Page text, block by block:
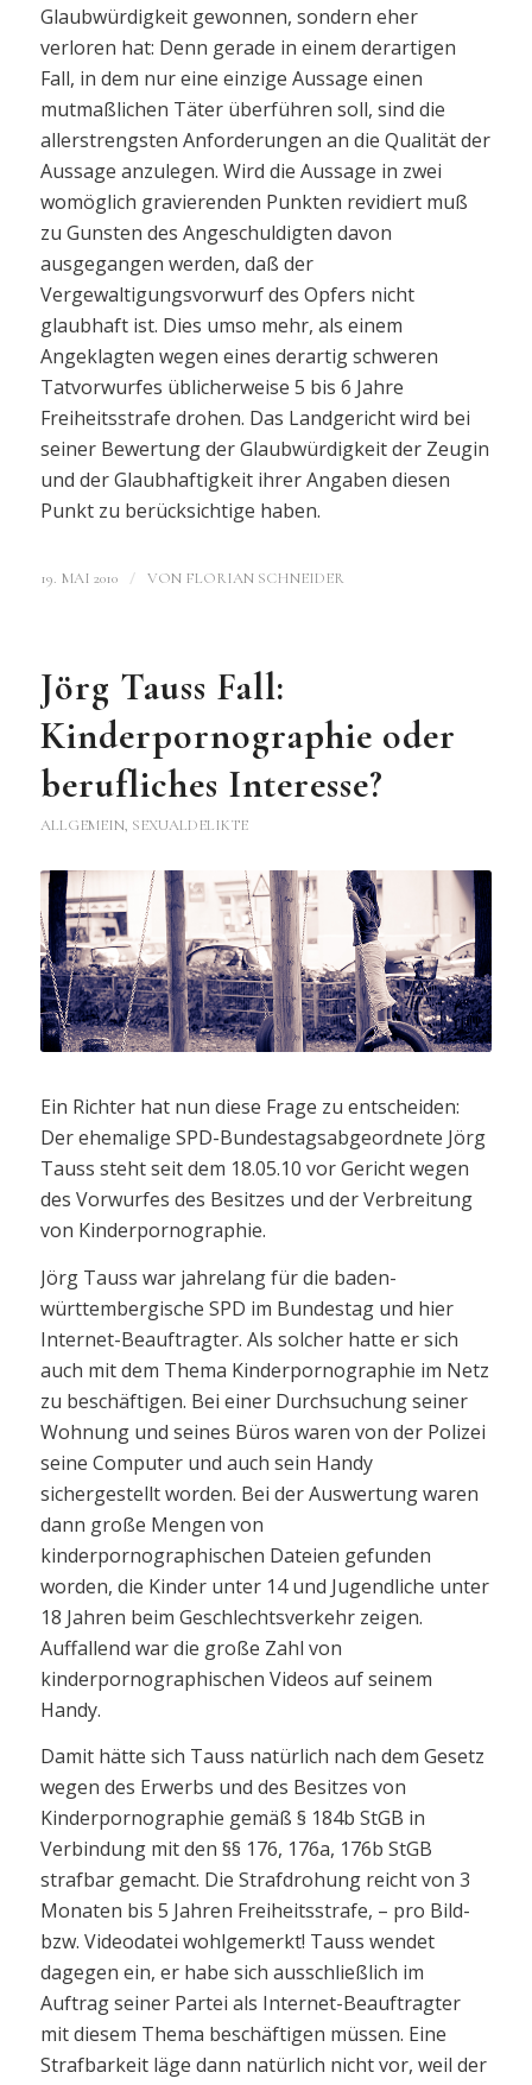
Glaubwürdigkeit gewonnen, sondern eher
verloren hat: Denn gerade in einem derartigen
Fall, in dem nur eine einzige Aussage einen
mutmaßlichen Täter überführen soll, sind die
allerstrengsten Anforderungen an die Qualität der
Aussage anzulegen. Wird die Aussage in zwei
womöglich gravierenden Punkten revidiert muß
zu Gunsten des Angeschuldigten davon
ausgegangen werden, daß der
Vergewaltigungsvorwurf des Opfers nicht
glaubhaft ist. Dies umso mehr, als einem
Angeklagten wegen eines derartig schweren
Tatvorwurfes üblicherweise 5 bis 6 Jahre
Freiheitsstrafe drohen. Das Landgericht wird bei
seiner Bewertung der Glaubwürdigkeit der Zeugin
und der Glaubhaftigkeit ihrer Angaben diesen
Punkt zu berücksichtige haben.
19. MAI 2010 / VON FLORIAN SCHNEIDER
Jörg Tauss Fall:
Kinderpornographie oder
berufliches Interesse?
ALLGEMEIN, SEXUALDELIKTE
Ein Richter hat nun diese Frage zu entscheiden:
Der ehemalige SPD-Bundestagsabgeordnete Jörg
Tauss steht seit dem 18.05.10 vor Gericht wegen
des Vorwurfes des Besitzes und der Verbreitung
von Kinderpornographie.
Jörg Tauss war jahrelang für die baden-
württembergische SPD im Bundestag und hier
Internet-Beauftragter. Als solcher hatte er sich
auch mit dem Thema Kinderpornographie im Netz
zu beschäftigen. Bei einer Durchsuchung seiner
Wohnung und seines Büros waren von der Polizei
seine Computer und auch sein Handy
sichergestellt worden. Bei der Auswertung waren
dann große Mengen von
kinderpornographischen Dateien gefunden
worden, die Kinder unter 14 und Jugendliche unter
18 Jahren beim Geschlechtsverkehr zeigen.
Auffallend war die große Zahl von
kinderpornographischen Videos auf seinem
Handy.
Damit hätte sich Tauss natürlich nach dem Gesetz
wegen des Erwerbs und des Besitzes von
Kinderpornographie gemäß § 184b StGB in
Verbindung mit den §§ 176, 176a, 176b StGB
strafbar gemacht. Die Strafdrohung reicht von 3
Monaten bis 5 Jahren Freiheitsstrafe, – pro Bild-
bzw. Videodatei wohlgemerkt! Tauss wendet
dagegen ein, er habe sich ausschließlich im
Auftrag seiner Partei als Internet-Beauftragter
mit diesem Thema beschäftigen müssen. Eine
Strafbarkeit läge dann natürlich nicht vor, weil der